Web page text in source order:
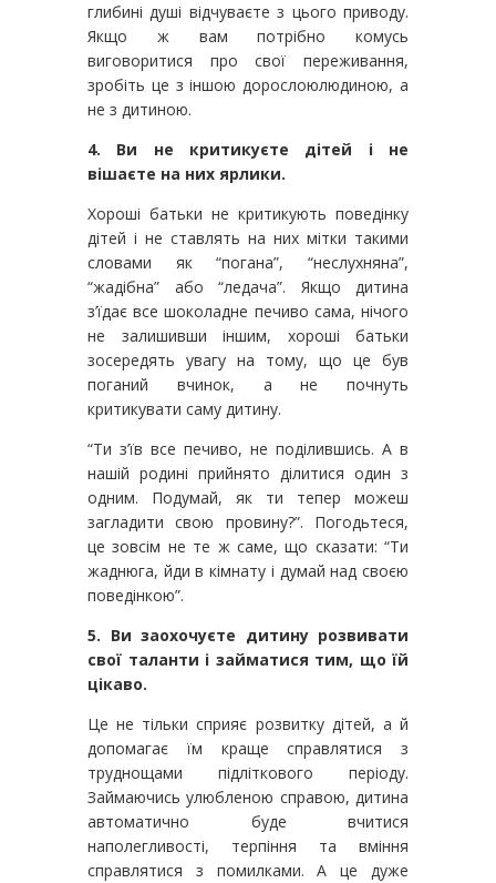
глибині душі відчуваєте з цього приводу.
Якщо ж вам потрібно комусь
виговоритися про свої переживання,
зробіть це з іншою дорослоюлюдиною, а
не з дитиною.
4. Ви не критикуєте дітей і не
вішаєте на них ярлики.
Хороші батьки не критикують поведінку
дітей і не ставлять на них мітки такими
словами як “погана”, “неслухняна”,
“жадібна” або “ледача”. Якщо дитина
з’їдає все шоколадне печиво сама, нічого
не залишивши іншим, хороші батьки
зосередять увагу на тому, що це був
поганий вчинок, а не почнуть
критикувати саму дитину.
“Ти з’їв все печиво, не поділившись. А в
нашій родині прийнято ділитися один з
одним. Подумай, як ти тепер можеш
загладити свою провину?”. Погодьтеся,
це зовсім не те ж саме, що сказати: “Ти
жаднюга, йди в кімнату і думай над своєю
поведінкою”.
5. Ви заохочуєте дитину розвивати
свої таланти і займатися тим, що їй
цікаво.
Це не тільки сприяє розвитку дітей, а й
допомагає їм краще справлятися з
труднощами підліткового періоду.
Займаючись улюбленою справою, дитина
автоматично буде вчитися
наполегливості, терпіння та вміння
справлятися з помилками. А це дуже